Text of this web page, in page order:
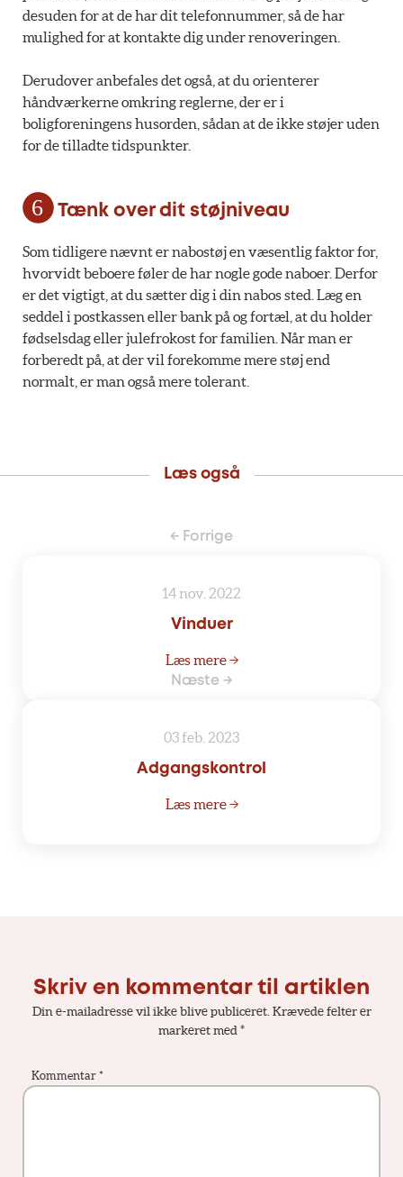
desuden for at de har dit telefonnummer, så de har
mulighed for at kontakte dig under renoveringen.
Derudover anbefales det også, at du orienterer
håndværkerne omkring reglerne, der er i
boligforeningens husorden, sådan at de ikke støjer uden
for de tilladte tidspunkter.
Tænk over dit støjniveau
Som tidligere nævnt er nabostøj en væsentlig faktor for,
hvorvidt beboere føler de har nogle gode naboer. Derfor
er det vigtigt, at du sætter dig i din nabos sted. Læg en
seddel i postkassen eller bank på og fortæl, at du holder
fødselsdag eller julefrokost for familien. Når man er
forberedt på, at der vil forekomme mere støj end
normalt, er man også mere tolerant.
Læs også
← Forrige
14 nov. 2022
Vinduer
Læs mere →
Næste →
03 feb. 2023
Adgangskontrol
Læs mere →
Skriv en kommentar til artiklen
Din e-mailadresse vil ikke blive publiceret. Krævede felter er
markeret med *
Kommentar *